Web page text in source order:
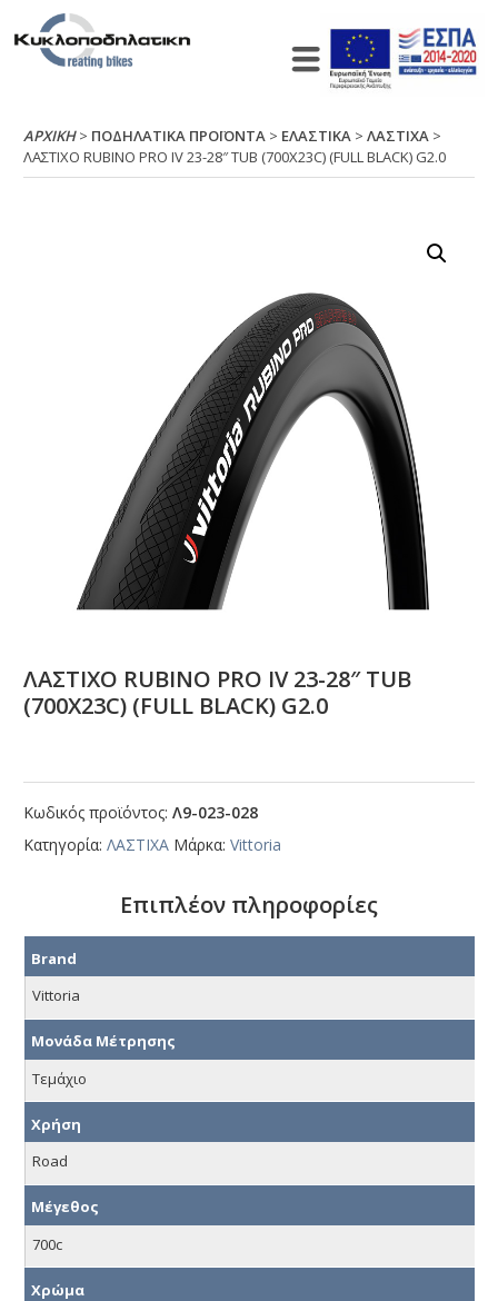
ΑΡΧΙΚΉ> ΠΟΔΗΛΑΤΙΚΑ ΠΡΟΪΟΝΤΑ > ΕΛΑΣΤΙΚΑ >ΛΑΣΤΙΧΑ >
ΛΑΣΤΙΧΟ RUΒΙΝΟ ΡRΟ ΙV 23-28″ ΤUΒ (700Χ23C) (FULL ΒLΑCΚ) G2.0
ΛΑΣΤΙΧΟ RUΒΙΝΟ ΡRΟ ΙV 23-28″ ΤUΒ
(700Χ23C) (FULL ΒLΑCΚ) G2.0
Κωδικός προϊόντος:Λ9-023-028
Κατηγορία:ΛΑΣΤΙΧΑ Μάρκα:Vittoria
Επιπλέον πληροφορίες
Brand
Vittoria
Μονάδα Μέτρησης
Τεμάχιο
Χρήση
Road
Μέγεθος
700c
Χρώμα